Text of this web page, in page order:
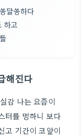
달쏭하다
하고
해진다
감 나는 요즘이
터를 멍하니 보다
고 기간이 코앞이